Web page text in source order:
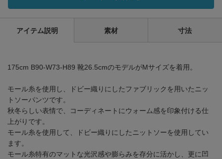
アイテム説明 素材 寸法
175cm B90-W73-H89 靴26.5cmのモデルがMサイズを着用。
モール糸を使用し、ドビー織りにしたファブリックを用いたニッ
トソーパンツです。
秋冬らしい表情で、コーディネートにウォーム感を印象付ける仕
上がりです。
モール糸を使用して、ドビー織りにしたニットソーを使用してい
ます。
モール糸特有のマットな光沢感や膨らみを存分に活かし、更に凹